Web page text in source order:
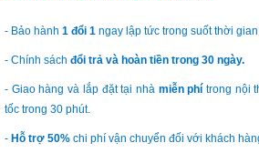
- Bảo hành 1 đổi 1 ngay lập tức trong suốt thời gian
- Chính sách đổi trả và hoàn tiền trong 30 ngày.
- Giao hàng và lắp đặt tại nhà miễn phí trong nội
tốc trong 30 phút.
- Hỗ trợ 50% chi phí vận chuyển đối với khách